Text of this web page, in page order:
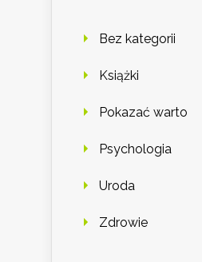
Bez kategorii
Książki
Pokazać warto
Psychologia
Uroda
Zdrowie